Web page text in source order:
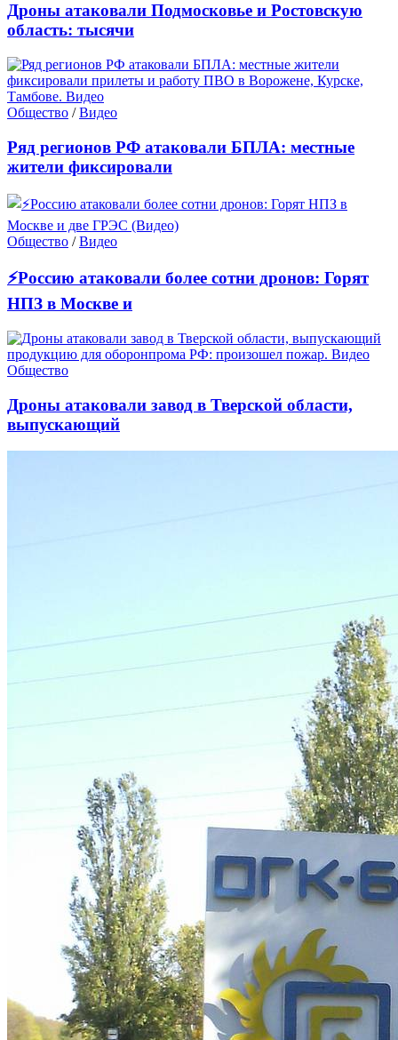
Дроны атаковали Подмосковье и Ростовскую
область: тысячи
Общество /Видео
Ряд регионов РФ атаковали БПЛА: местные
жители фиксировали
Общество /Видео
⚡Россию атаковали более сотни дронов: Горят
НПЗ в Москве и
Общество
Дроны атаковали завод в Тверской области,
выпускающий